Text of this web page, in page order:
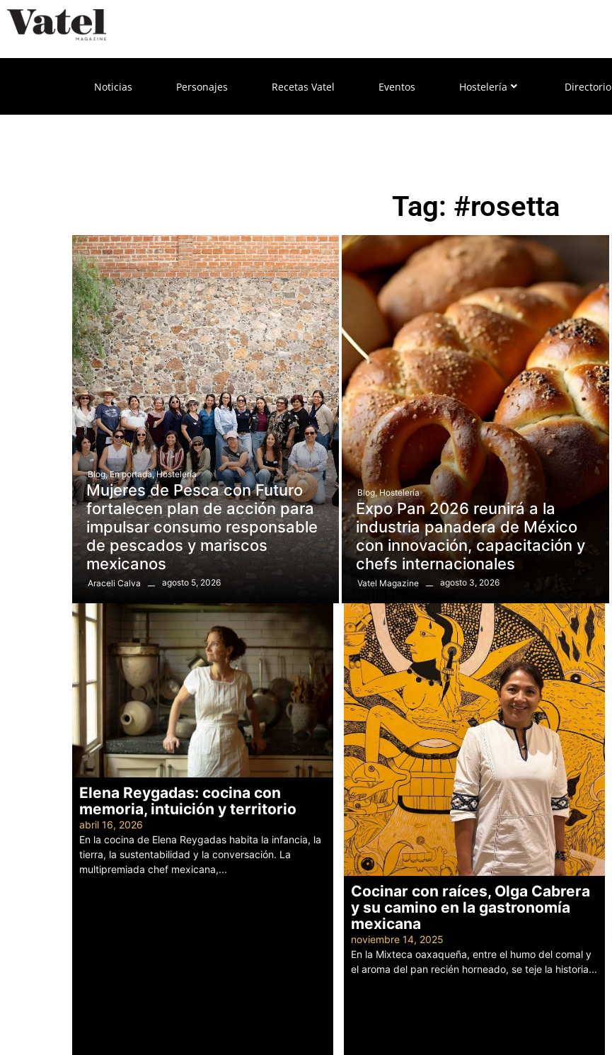
Noticias Personajes Recetas Vatel Eventos Hostelería Directorio
Tag: #rosetta
Blog, En portada, Hostelería
Mujeres de Pesca con Futuro
fortalecen plan de acción para
impulsar consumo responsable
de pescados y mariscos
mexicanos
Araceli Calva agosto 5, 2026
Blog, Hostelería
Expo Pan 2026 reunirá a la
industria panadera de México
con innovación, capacitación y
chefs internacionales
Vatel Magazine agosto 3, 2026
Elena Reygadas: cocina con
memoria, intuición y territorio
abril 16, 2026
En la cocina de Elena Reygadas habita la infancia, la
tierra, la sustentabilidad y la conversación. La
multipremiada chef mexicana,...
Cocinar con raíces, Olga Cabrera
y su camino en la gastronomía
mexicana
noviembre 14, 2025
En la Mixteca oaxaqueña, entre el humo del comal y
el aroma del pan recién horneado, se teje la historia...